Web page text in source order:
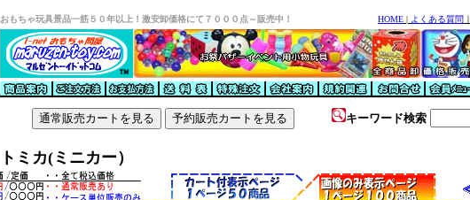
おもちゃ玩具景品一筋５０年以上！激安卸価格にて７０００点～販売中！ HOME | よくある質問 ｜
キーワード検索
トミカ(ミニカー）